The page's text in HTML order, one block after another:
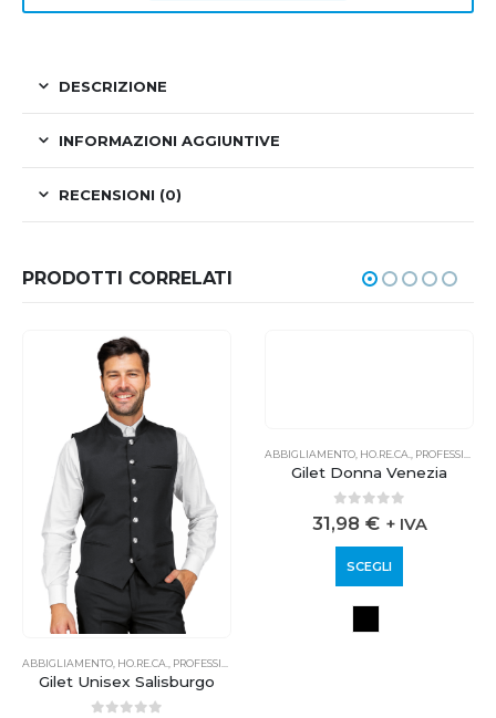
DESCRIZIONE
INFORMAZIONI AGGIUNTIVE
RECENSIONI (0)
PRODOTTI CORRELATI
ABBIGLIAMENTO HO.RE.CA. PROFESSIONALE
Gilet Unisex Salisburgo
ABBIGLIAMENTO HO.RE.CA. PROFESSIONALE
Gilet Donna Venezia
0out of 5
31,98 € + IVA
SCEGLI